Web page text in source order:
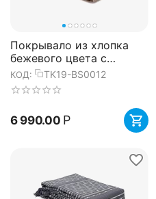
Покрывало из хлопка
бежевого цвета с
вафельным рисунком из
коллекции Ethnic,
230х250 см...
КОД: TK19-BS0012
6 990.00 Р